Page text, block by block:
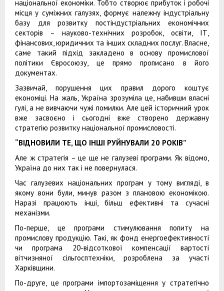
національної економіки. Тобто створює прибуток і робочі
місця у суміжних галузях, формує належну індустріальну
базу для розвитку постіндустріальних економічних
секторів – науково-технічних розробок, освіти, ІТ,
фінансових, юридичних та інших складних послуг. Власне,
саме такий підхід закладено в основу промислової
політики Євросоюзу, це прямо прописано в його
документах.
Зазвичай, порушення цих правил дорого коштує
економіці. На жаль, Україна зрозуміла це, набивши власні
гулі, а не вивчаючи чужі помилки. Але цей історичний урок
вже засвоєно і сьогодні вже створено державну
стратегію розвитку національної промисловості.
“ВІДНОВИЛИ ТЕ, ЩО ІНШІ РУЙНУВАЛИ 20 РОКІВ”
Але ж стратегія – це ще не галузеві програми. Як відомо,
Україна до них так і не повернулася.
Час галузевих національних програм у тому вигляді, в
якому вони були, минув разом з плановою економікою.
Наразі працюють інші, більш ефективні та сучасні
механізми.
По-перше, це програми стимулювання попиту на
промислову продукцію. Такі, як фонд енергоефективності
чи програма 20-відсоткової компенсації вартості
вітчизняної сільгосптехніки, розроблена за участі
Харківщини.
По-друге, це програми імпортозаміщення у стратегічно